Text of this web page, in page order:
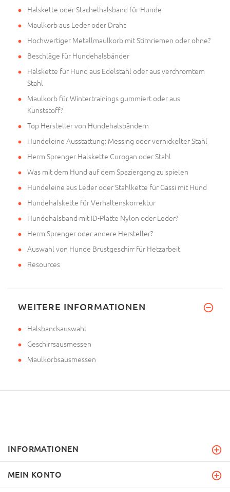
Halskette oder Stachelhalsband für Hunde
Maulkorb aus Leder oder Draht
Hochwertiger Metallmaulkorb mit Stirnriemen oder ohne?
Beschläge für Hundehalsbänder
Halskette für Hund aus Edelstahl oder aus verchromtem
Stahl
Maulkorb für Wintertrainings gummiert oder aus
Kunststoff?
Top Hersteller von Hundehalsbändern
Hundeleine Ausstattung: Messing oder vernickelter Stahl
Herm Sprenger Halskette Curogan oder Stahl
Was mit dem Hund auf dem Spaziergang zu spielen
Hundeleine aus Leder oder Stahlkette für Gassi mit Hund
Hundehalskette für Verhaltenskorrektur
Hundehalsband mit ID-Platte Nylon oder Leder?
Herm Sprenger oder andere Hersteller?
Auswahl von Hunde Brustgeschirr für Hetzarbeit
Resources
WEITERE INFORMATIONEN
Halsbandsauswahl
Geschirrsausmessen
Maulkorbsausmessen
INFORMATIONEN
MEIN KONTO